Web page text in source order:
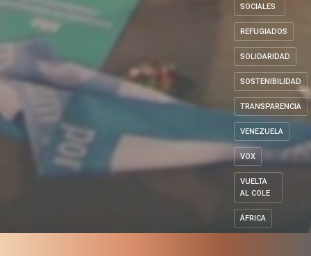
SOCIALES
REFUGIADOS
SOLIDARIDAD
SOSTENIBILIDAD
TRANSPARENCIA
VENEZUELA
VOX
VUELTA
AL COLE
ÁFRICA